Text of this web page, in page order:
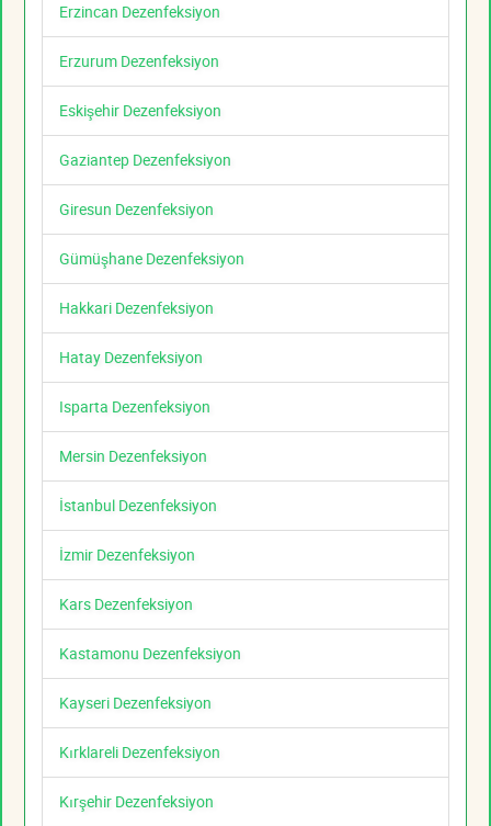
Erzincan Dezenfeksiyon
Erzurum Dezenfeksiyon
Eskişehir Dezenfeksiyon
Gaziantep Dezenfeksiyon
Giresun Dezenfeksiyon
Gümüşhane Dezenfeksiyon
Hakkari Dezenfeksiyon
Hatay Dezenfeksiyon
Isparta Dezenfeksiyon
Mersin Dezenfeksiyon
İstanbul Dezenfeksiyon
İzmir Dezenfeksiyon
Kars Dezenfeksiyon
Kastamonu Dezenfeksiyon
Kayseri Dezenfeksiyon
Kırklareli Dezenfeksiyon
Kırşehir Dezenfeksiyon